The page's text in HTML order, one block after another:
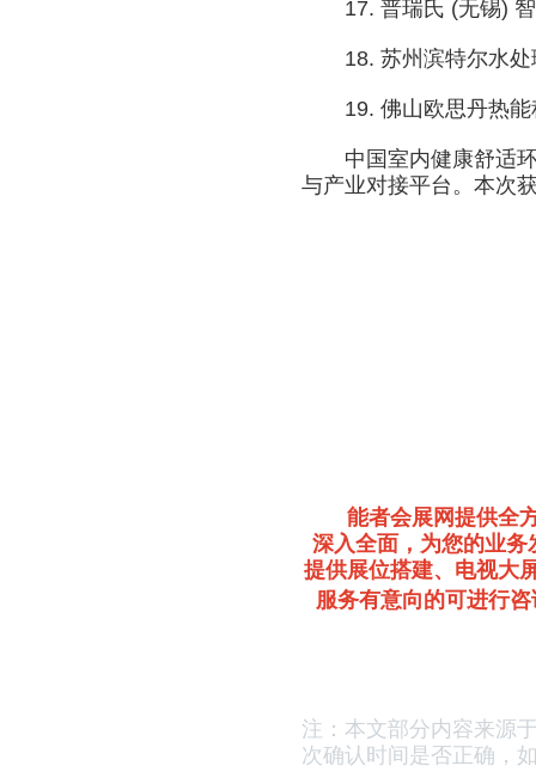
17. 普瑞氏 (无锡) 智
18. 苏州滨特尔水处
19. 佛山欧思丹热能
中国室内健康舒适环
与产业对接平台。本次
能者会展网提供全
深入全面，为您的业
提供展位搭建、电视大
服务有意向的可进行
注：本文部分内容来源
次确认时间是否正确，